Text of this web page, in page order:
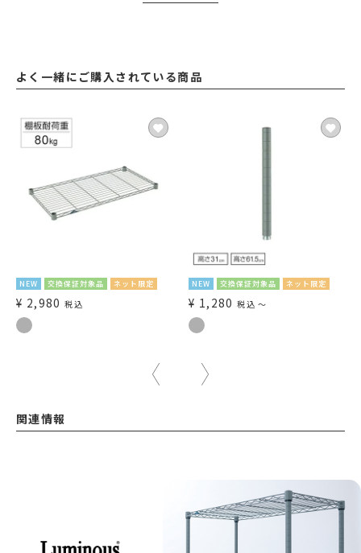
よく一緒にご購入されている商品
NEW 交換保証対象品 ネット限定
¥ 2,980 税込
NEW 交換保証対象品 ネット限定
¥ 1,280 税込 〜
関連情報